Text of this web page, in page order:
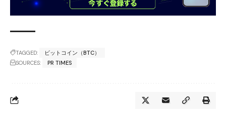
TAGGED:
ビットコイン（BTC）
SOURCES:
PR TIMES